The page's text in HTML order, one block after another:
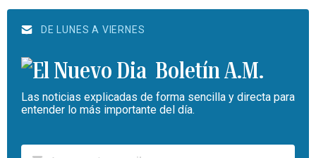
DE LUNES A VIERNES
Boletín A.M.
Las noticias explicadas de forma sencilla y directa para
entender lo más importante del día.